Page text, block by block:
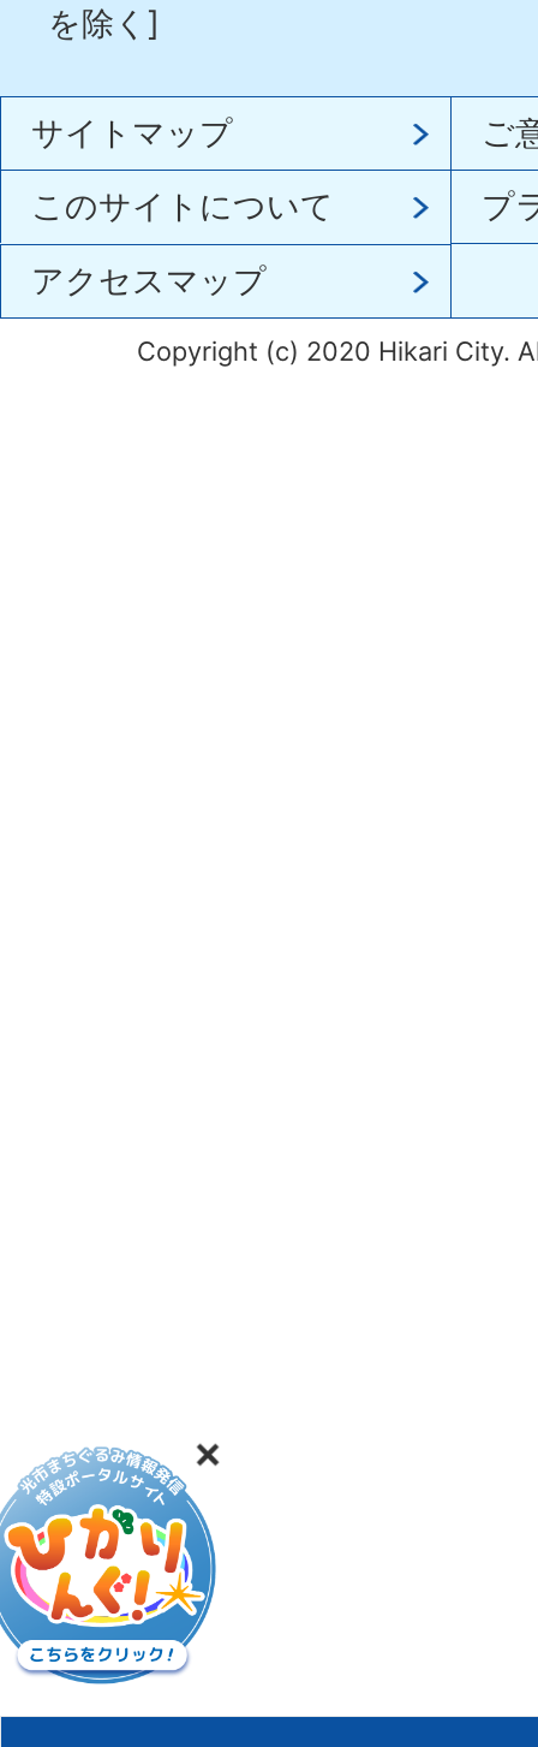
を除く]
サイトマップ
ご
このサイトについて
プ
アクセスマップ
Copyright (c) 2020 Hikari City.